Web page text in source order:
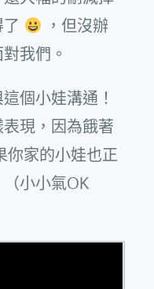
，但沒辦
我們。
個小娃溝通！
現，因為餓著
你家的小娃也正
小小氣OK